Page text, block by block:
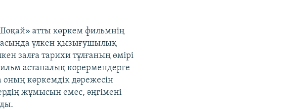
атты көркем фильмнің
үлкен қызығушылық
залға тарихи тұлғаның өмірі
астаналық көрермендерге
оның көркемдік дәрежесін
жұмысын емес, әңгімені